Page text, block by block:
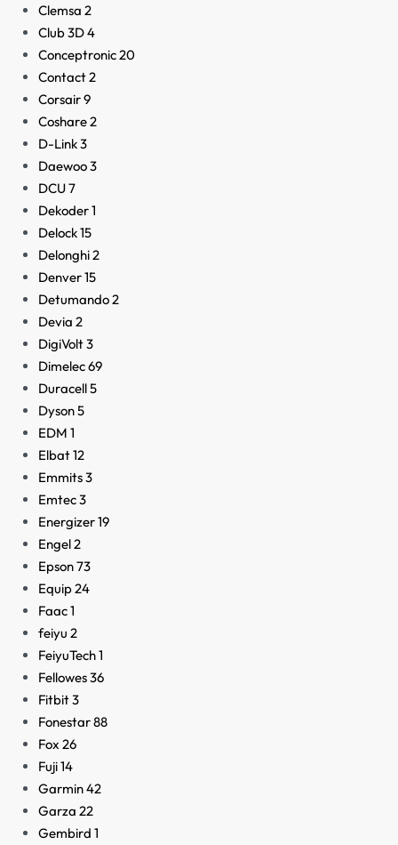
Clemsa 2
Club 3D4
Conceptronic20
Contact2
Corsair9
Coshare2
D-Link3
Daewoo3
DCU7
Dekoder1
Delock15
Delonghi2
Denver15
Detumando2
Devia 2
DigiVolt3
Dimelec69
Duracell5
Dyson5
EDM 1
Elbat12
Emmits3
Emtec3
Energizer19
Engel2
Epson73
Equip24
Faac1
feiyu 2
FeiyuTech1
Fellowes36
Fitbit3
Fonestar88
Fox 26
Fuji14
Garmin42
Garza 22
Gembird 1